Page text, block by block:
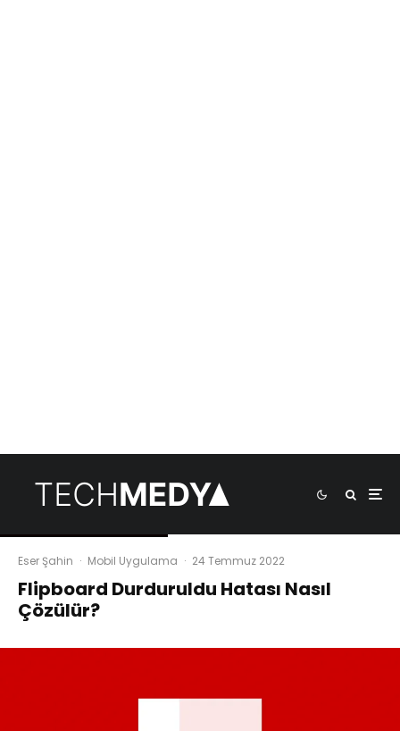
Eser Şahin · Mobil Uygulama · 24 Temmuz 2022
Flipboard Durduruldu Hatası Nasıl
Çözülür?